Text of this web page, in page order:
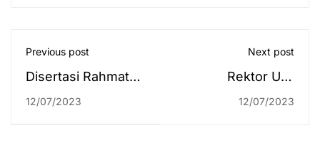
Previous post
Disertasi Rahmat
Hidayat, Diuji
12/07/2023
Next post
Rektor UIN
Antasari: Peraturan
12/07/2023